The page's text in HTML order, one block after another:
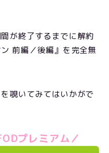
が終了するまでに解約
前編／後編』を完全無
覗いてみてはいかがで
プレミアム／